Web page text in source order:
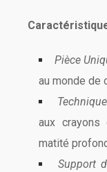
Pièce
au monde de
aux crayons
matité
Support